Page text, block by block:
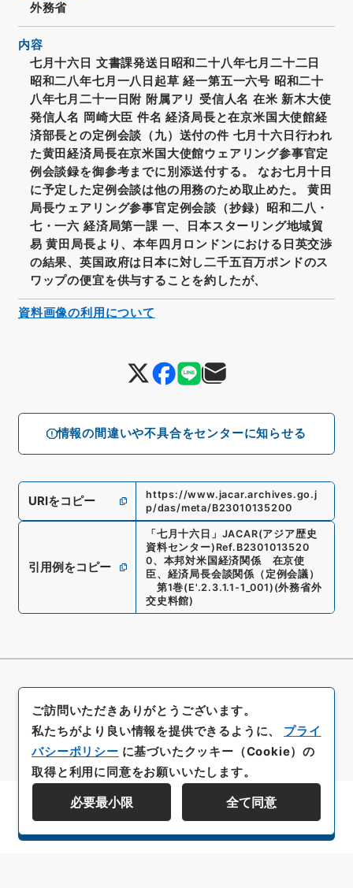
情報の間違いや不具合をセンターに知らせる
外務省
内容
七月十六日 文書課発送日昭和二十八年七月二十二日
昭和二八年七月一八日起草 経一第五一六号 昭和二十
八年七月二十一日附 附属アリ 受信人名 在米 新木大使
発信人名 岡崎大臣 件名 経済局長と在京米国大使館経
済部長との定例会談（九）送付の件 七月十六日行われ
た黄田経済局長在京米国大使館ウェアリング参事官定
例会談録を御参考までに別添送付する。 なお七月十日
に予定した定例会談は他の用務のため取止めた。 黄田
局長ウェアリング参事官定例会談（抄録）昭和二八・
七・一六 経済局第一課 一、日本スターリング地域貿
易 黄田局長より、本年四月ロンドンにおける日英交渉
の結果、英国政府は日本に対し二千五百万ポンドのス
ワップの便宜を供与することを約したが、
URIをコピー
https://www.jacar.archives.go.j
p/das/meta/B23010135200
引用例をコピー
「 七月十六日 」 JACAR(アジア歴史
資料センター) Ref. B2301013520
0、 本邦対米国経済関係 在京使
臣、経済局長会談関係（定例会議）
第1巻(E'.2.3.1.1-1_001) (外務省外
交史料館)
資料画像の利用について
資料群階層を表示する
ご訪問いただきありがとうございます。
私たちがより良い情報を提供できるように、 プライ
バシーポリシー に基づいたクッキー（Cookie）の
取得と利用に同意をお願いいたします。
必要最小限 全て同意